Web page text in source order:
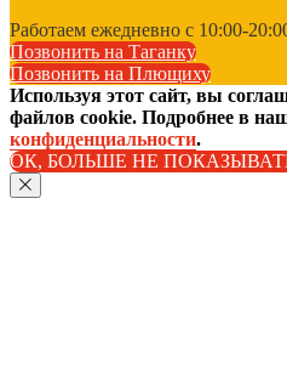
Работаем ежедневно с 10:00-
Позвонить на Таганку
Позвонить на Плющиху
Используя этот сайт, вы
файлов cookie. Подробнее в
конфиденциальности.
ОК, БОЛЬШЕ НЕ